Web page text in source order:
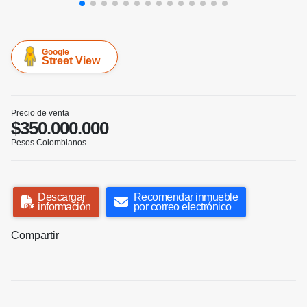
Google
Street View
Precio de venta
$350.000.000
Pesos Colombianos
Descargar
información
Recomendar inmueble
por correo electrónico
Compartir